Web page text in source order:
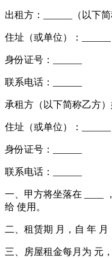
出租方：______（以下
住址（或单位）：______
身份证号：______
联系电话：______
承租方（以下简称乙方）
住址（或单位）：______
身份证号：______
联系电话：______
一、甲方将坐落在 ____
给 使用。
二、租赁期 月，自 年 月
三、房屋租金每月为 元